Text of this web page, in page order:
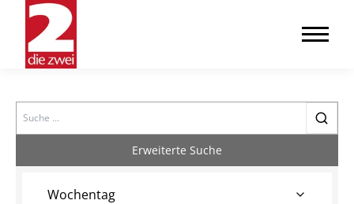
Search
Erweiterte Suche
Wochentag